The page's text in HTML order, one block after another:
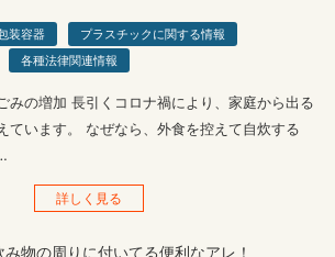
装容器
プラスチックに関する情報
各種法律関連情報
みの増加 長引くコロナ禍により、家庭から出る
ています。 なぜなら、外食を控えて自炊する
詳しく見る
物の周りに付いてる便利なアレ！